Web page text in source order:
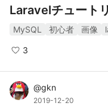
Laravelチュート
MySQL 初心者 画像
3
@gkn
2019-12-20